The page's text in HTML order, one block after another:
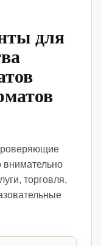
для
внимательно
торговля,